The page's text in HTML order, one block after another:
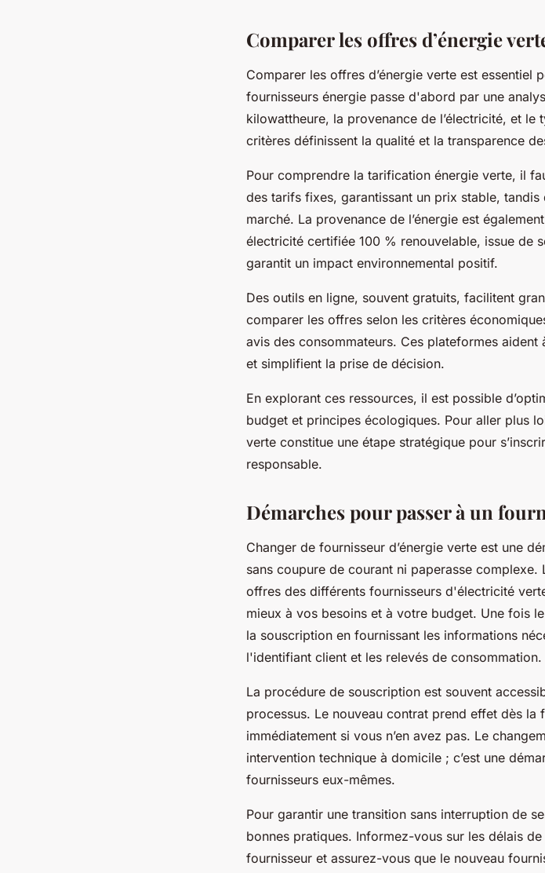
Comparer les offres d’énergie
Comparer les offres d’énergie verte est
fournisseurs énergie passe d'abord par une
kilowattheure, la provenance de l’électricité, et le
critères définissent la qualité et la transparence
Pour comprendre la tarification énergie verte, il
des tarifs fixes, garantissant un prix stable, tandis
marché. La provenance de l’énergie est
électricité certifiée 100 % renouvelable, issue de
garantit un impact environnemental positif.
Des outils en ligne, souvent gratuits, facilitent
comparer les offres selon les critères
avis des consommateurs. Ces plateformes
et simplifient la prise de décision.
En explorant ces ressources, il est possible
budget et principes écologiques. Pour aller plus
verte constitue une étape stratégique pour
responsable.
Démarches pour passer à un
Changer de fournisseur d’énergie verte est une
sans coupure de courant ni paperasse
offres des différents fournisseurs d'électricité
mieux à vos besoins et à votre budget. Une fois
la souscription en fournissant les informations
l'identifiant client et les relevés de consommation.
La procédure de souscription est souvent
processus. Le nouveau contrat prend effet dès
immédiatement si vous n’en avez pas. Le
intervention technique à domicile ; c’est une
fournisseurs eux-mêmes.
Pour garantir une transition sans interruption de
bonnes pratiques. Informez-vous sur les délais
fournisseur et assurez-vous que le nouveau